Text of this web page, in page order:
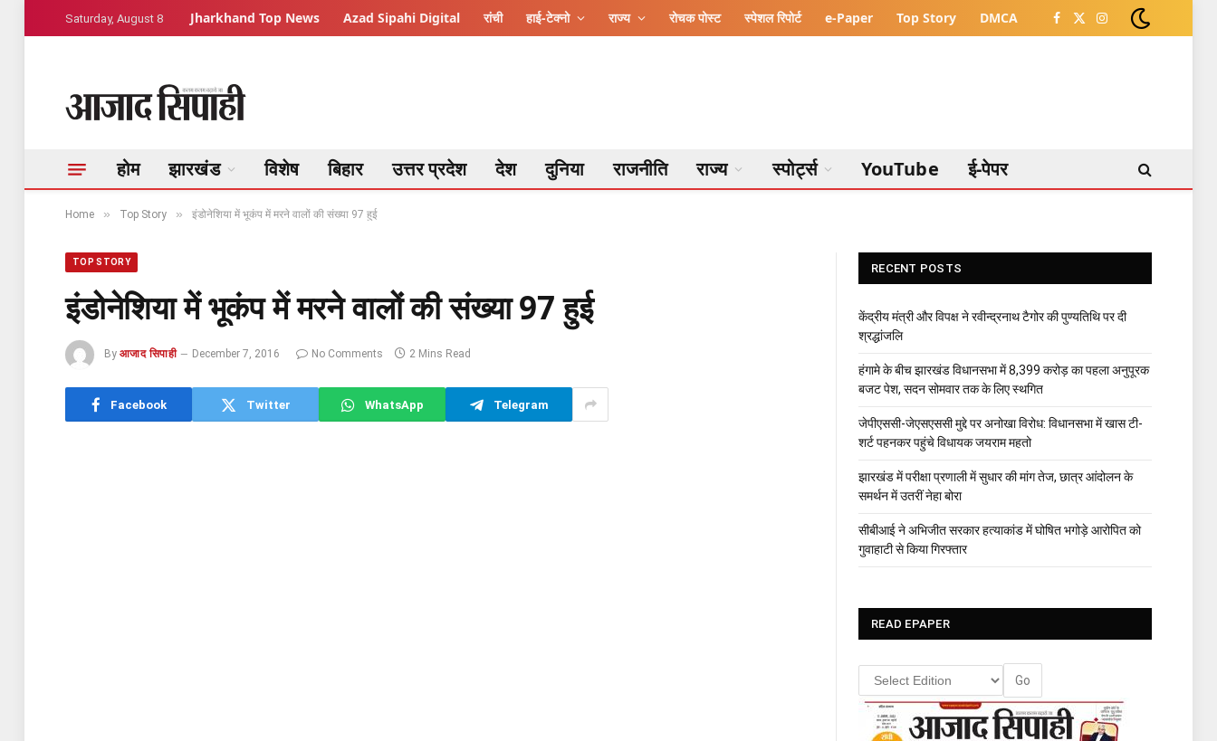
Saturday, August 8 Jharkhand Top News Azad Sipahi Digital रांची हाई-टेक्नो राज्य रोचक पोस्ट स्पेशल रिपोर्ट e-Paper Top Story DMCA Facebook
X
Instagram
होम झारखंड विशेष बिहार उत्तर प्रदेश देश दुनिया राजनीति राज्य स्पोर्ट्स YouTube ई-पेपर
Home » Top Story » इंडोनेशिया में भूकंप में मरने वालों की संख्या 97 हुई
TOP STORY
इंडोनेशिया में भूकंप में मरने वालों की संख्या 97 हुई
By आजाद सिपाही December 7, 2016 No Comments 2 Mins Read
Facebook Twitter WhatsApp Telegram
RECENT POSTS
केंद्रीय मंत्री और विपक्ष ने रवीन्द्रनाथ टैगोर की पुण्यतिथि पर दी
श्रद्धांजलि
हंगामे के बीच झारखंड विधानसभा में 8,399 करोड़ का पहला अनुपूरक
बजट पेश, सदन सोमवार तक के लिए स्थगित
जेपीएससी-जेएसएससी मुद्दे पर अनोखा विरोध: विधानसभा में खास टी-
शर्ट पहनकर पहुंचे विधायक जयराम महतो
झारखंड में परीक्षा प्रणाली में सुधार की मांग तेज, छात्र आंदोलन के
समर्थन में उतरीं नेहा बोरा
सीबीआई ने अभिजीत सरकार हत्याकांड में घोषित भगोड़े आरोपित को
गुवाहाटी से किया गिरफ्तार
READ EPAPER